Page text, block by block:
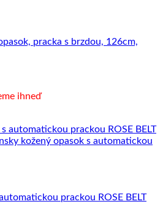
pracka s brzdou, 126cm,
ihneď
prackou ROSE BELT